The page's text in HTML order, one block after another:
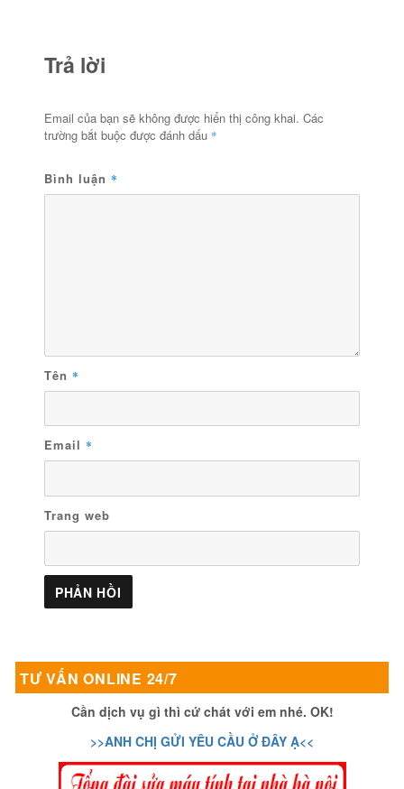
Trả lời
Email của bạn sẽ không được hiển thị công khai. Các
trường bắt buộc được đánh dấu *
Bình luận *
Tên *
Email *
Trang web
TƯ VẤN ONLINE 24/7
Cần dịch vụ gì thì cứ chát với em nhé. OK!
>>ANH CHỊ GỬI YÊU CẦU Ở ĐÂY Ạ<<